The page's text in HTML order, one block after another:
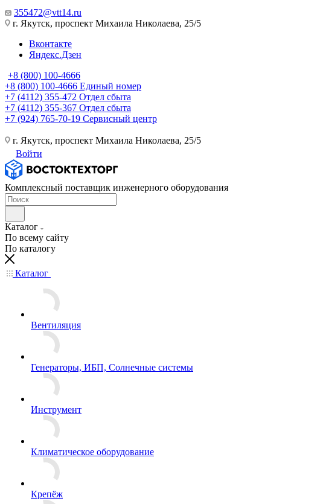
355472@vtt14.ru
г. Якутск, проспект Михаила Николаева, 25/5
Вконтакте
Яндекс.Дзен
+8 (800) 100-4666
+8 (800) 100-4666 Единый номер
+7 (4112) 355-472 Отдел сбыта
+7 (4112) 355-367 Отдел сбыта
+7 (924) 765-70-19 Сервисный центр
г. Якутск, проспект Михаила Николаева, 25/5
Войти
Комплексный поставщик инженерного оборудования
Каталог
По всему сайту
По каталогу
Каталог
Вентиляция
Генераторы, ИБП, Солнечные системы
Инструмент
Климатическое оборудование
Крепёж